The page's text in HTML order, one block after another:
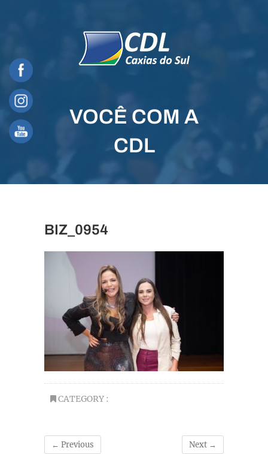
VOCÊ COM A
CDL
BIZ_0954
CATEGORY :
← Previous Next →